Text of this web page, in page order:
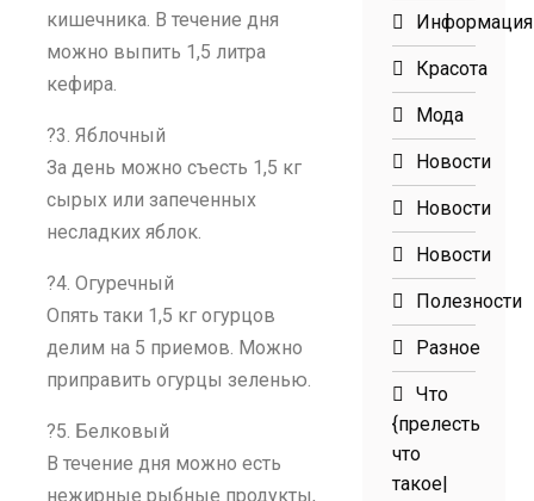
кишечника. В течение дня
можно выпить 1,5 литра
кефира.
?3. Яблочный
За день можно съесть 1,5 кг
сырых или запеченных
несладких яблок.
?4. Огуречный
Опять таки 1,5 кг огурцов
делим на 5 приемов. Можно
приправить огурцы зеленью.
?5. Белковый
В течение дня можно есть
нежирные рыбные продукты,
Информация
Красота
Мода
Новости
Новости
Новости
Полезности
Разное
Что
{прелесть
что
такое|